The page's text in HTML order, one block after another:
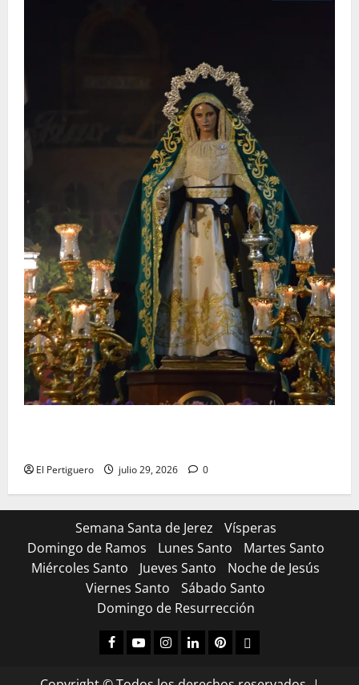
El Pertiguero julio 29, 2026 0
Semana Santa de Jerez
Vísperas
Domingo de Ramos
Lunes Santo
Martes Santo
Miércoles Santo
Jueves Santo
Noche de Jesús
Viernes Santo
Sábado Santo
Domingo de Resurrección
Facebook
YoutubeInstagram
LinkedPinterestDribbble